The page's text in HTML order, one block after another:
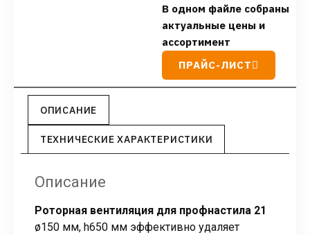
В одном файле собраны
актуальные цены и
ассортимент
ПРАЙС-ЛИСТ
ОПИСАНИЕ
ТЕХНИЧЕСКИЕ ХАРАКТЕРИСТИКИ
Описание
Роторная вентиляция для профнастила 21
ø150 мм, h650 мм эффективно удаляет